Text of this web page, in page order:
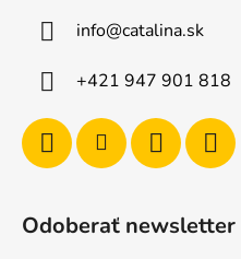
info@catalina.sk
+421 947 901 818
Odoberať newsletter